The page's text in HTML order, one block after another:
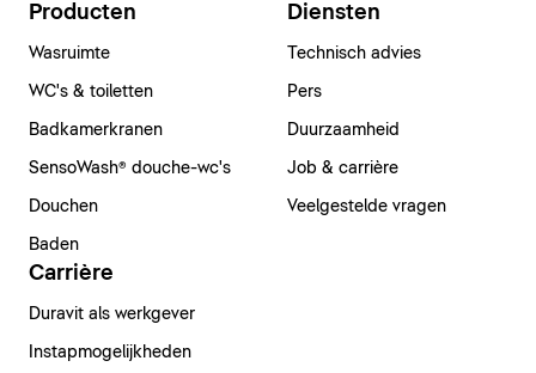
Producten
Wasruimte
WC's & toiletten
Badkamerkranen
SensoWash® douche-wc's
Douchen
Baden
Diensten
Technisch advies
Pers
Duurzaamheid
Job & carrière
Veelgestelde vragen
Carrière
Duravit als werkgever
Instapmogelijkheden